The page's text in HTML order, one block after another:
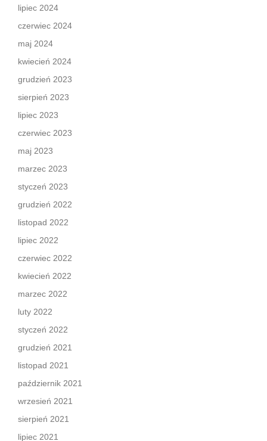
lipiec 2024
czerwiec 2024
maj 2024
kwiecień 2024
grudzień 2023
sierpień 2023
lipiec 2023
czerwiec 2023
maj 2023
marzec 2023
styczeń 2023
grudzień 2022
listopad 2022
lipiec 2022
czerwiec 2022
kwiecień 2022
marzec 2022
luty 2022
styczeń 2022
grudzień 2021
listopad 2021
październik 2021
wrzesień 2021
sierpień 2021
lipiec 2021